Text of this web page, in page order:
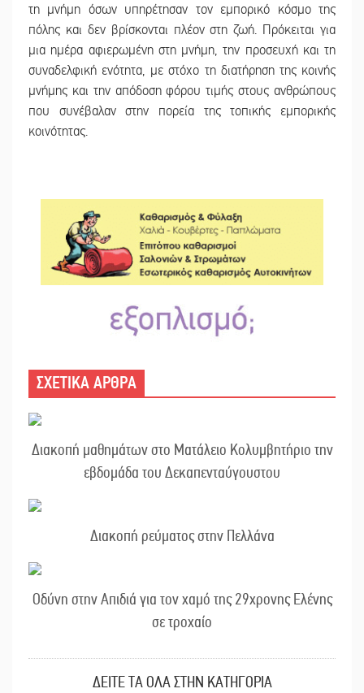
τη μνήμη όσων υπηρέτησαν τον εμπορικό κόσμο της
πόλης και δεν βρίσκονται πλέον στη ζωή. Πρόκειται για
μια ημέρα αφιερωμένη στη μνήμη, την προσευχή και τη
συναδελφική ενότητα, με στόχο τη διατήρηση της κοινής
μνήμης και την απόδοση φόρου τιμής στους ανθρώπους
που συνέβαλαν στην πορεία της τοπικής εμπορικής
κοινότητας.
ΣΧΕΤΙΚΑ ΑΡΘΡΑ
Διακοπή μαθημάτων στο Ματάλειο Κολυμβητήριο την
εβδομάδα του Δεκαπενταύγουστου
Διακοπή ρεύματος στην Πελλάνα
Οδύνη στην Απιδιά για τον χαμό της 29χρονης Ελένης
σε τροχαίο
ΔΕΙΤΕ ΤΑ ΟΛΑ ΣΤΗΝ ΚΑΤΗΓΟΡΙΑ